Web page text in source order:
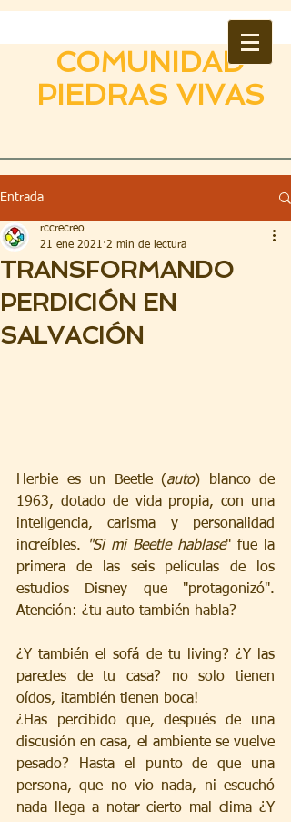
COMUNIDAD
PIEDRAS VIVAS
Entrada
TRANSFORMANDO
PERDICIÓN EN
SALVACIÓN
rccrecreo
21 ene 2021 2 min de lectura
Herbie es un Beetle (auto) blanco de
1963, dotado de vida propia, con una
inteligencia, carisma y personalidad
increíbles.
"Si mi Beetle hablase" fue la
primera de las seis películas de los
estudios Disney que "protagonizó".
Atención: ¿tu auto también habla?
¿Y también el sofá de tu living? ¿Y las
paredes de tu casa? no solo tienen
oídos, ¡también tienen boca!
¿Has percibido que, después de una
discusión en casa, el ambiente se vuelve
pesado? Hasta el punto de que una
persona, que no vio nada, ni escuchó
nada llega a notar cierto mal clima ¿Y